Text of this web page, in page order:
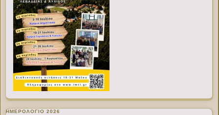
ΗΜΕΡΟΛΟΓΙΟ 2026